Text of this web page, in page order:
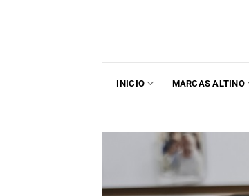
INICIO MARCAS ALTINO